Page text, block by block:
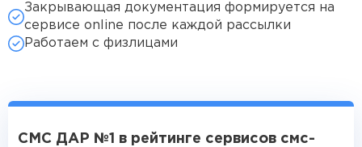
Закрывающая документация формируется на
сервисе online после каждой рассылки
Работаем с физлицами
СМС ДАР №1 в рейтинге сервисов смс-